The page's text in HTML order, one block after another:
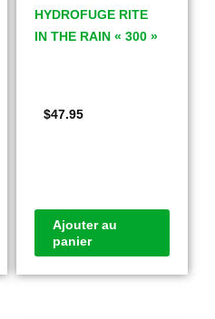
HYDROFUGE RITE
IN THE RAIN « 300 »
$47.95
Ajouter au
panier